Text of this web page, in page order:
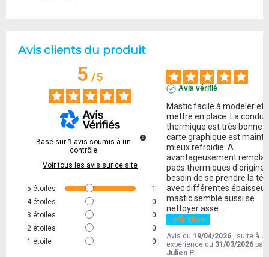
Avis clients du produit
5/5
Basé sur 1 avis soumis à un
contrôle
Voir tous les avis sur ce site
5 étoiles
1
4 étoiles
0
3 étoiles
0
2 étoiles
0
1 étoile 0
Avis vérifié
Mastic facile à modeler et
mettre en place. La
thermique est très bonne
carte graphique est
mieux refroidie. A
avantageusement
pads thermiques d'origine,
besoin de se prendre la
avec différentes
mastic semble aussi se
nettoyer asse
voir plus
Avis du 19/04/2026 , suite à
expérience du 31/03/2026 par
Julien P.